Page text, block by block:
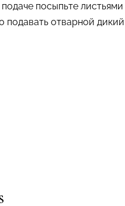
посыпьте листьями
подавать отварной дикий